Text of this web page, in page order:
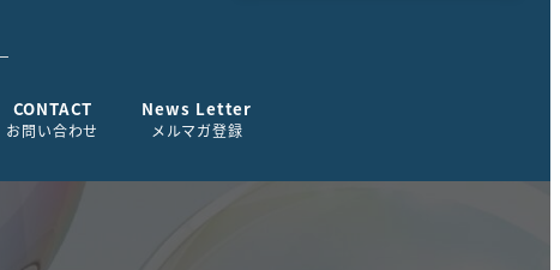
CONTACT
お問い合わせ
News Letter
メルマガ登録